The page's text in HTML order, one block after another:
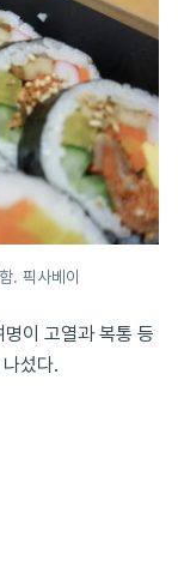
. 픽사베이
이 고열과 복통 등
섰다.